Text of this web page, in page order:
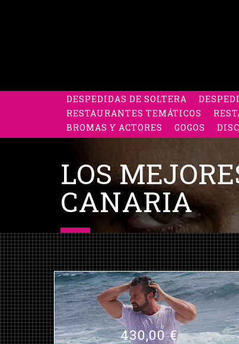
DESPEDIDAS DE SOLTERA
RESTAURANTES TEMÁTICOS
BROMAS Y ACTORES
GOGOS
LOS
CANARIA
430,00 €